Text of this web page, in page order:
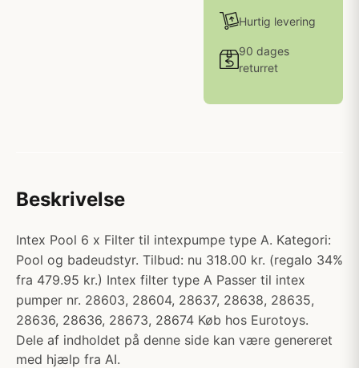
Hurtig levering
90 dages
returret
Beskrivelse
Intex Pool 6 x Filter til intexpumpe type A. Kategori:
Pool og badeudstyr. Tilbud: nu 318.00 kr. (regalo 34%
fra 479.95 kr.) Intex filter type A Passer til intex
pumper nr. 28603, 28604, 28637, 28638, 28635,
28636, 28636, 28673, 28674 Køb hos Eurotoys.
Dele af indholdet på denne side kan være genereret
med hjælp fra AI.